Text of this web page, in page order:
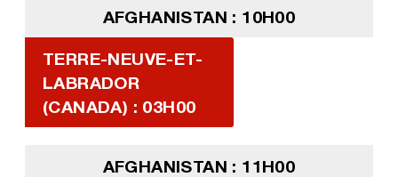
AFGHANISTAN : 10H00
TERRE-NEUVE-ET-
LABRADOR
(CANADA) : 03H00
AFGHANISTAN : 11H00